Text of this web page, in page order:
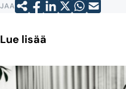
JAA
Lue lisää